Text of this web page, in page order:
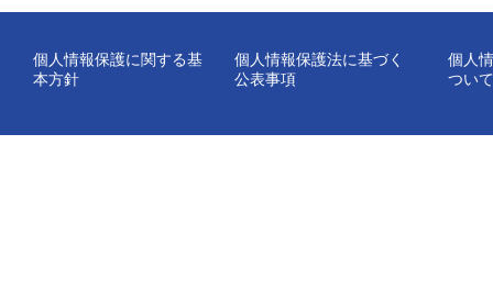
個人情報保護に関する基
本方針
個人情報保護法に基づく
公表事項
個人
ついて